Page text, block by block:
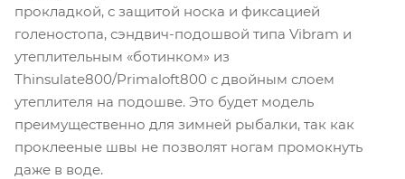
прокладкой, с защитой носка и фиксацией
голеностопа, сэндвич-подошвой типа Vibram и
утеплительным «ботинком» из
Thinsulate800/Primaloft800 с двойным слоем
утеплителя на подошве. Это будет модель
преимущественно для зимней рыбалки, так как
проклееные швы не позволят ногам промокнуть
даже в воде.